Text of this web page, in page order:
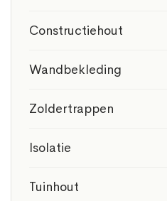
Constructiehout
Wandbekleding
Zoldertrappen
Isolatie
Tuinhout